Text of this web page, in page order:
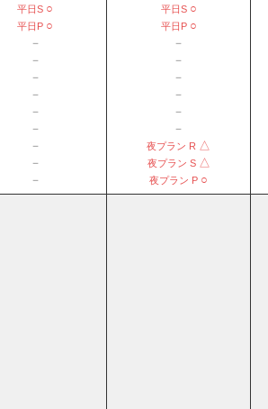
平日S ○
平日P ○
－
－
－
－
－
－
－
－
－
平日S ○
平日P ○
－
－
－
－
－
－
夜プラン R △
夜プラン S △
夜プラン P ○